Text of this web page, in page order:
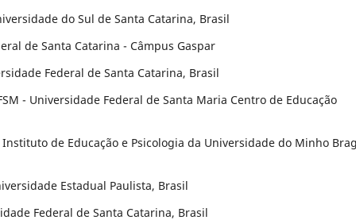
do Sul de Santa Catarina, Brasil
de Santa Catarina - Câmpus Gaspar
Federal de Santa Catarina, Brasil
- Universidade Federal de Santa Maria Centro de Educação
Instituto de Educação e Psicologia da Universidade do Minho
Estadual Paulista, Brasil
Federal de Santa Catarina, Brasil